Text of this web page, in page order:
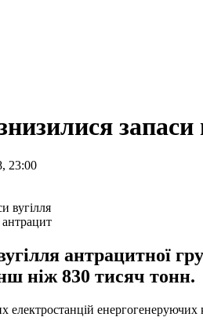
запаси
23:00
антрацитної
ніж 830 тисяч тонн.
електростанцій